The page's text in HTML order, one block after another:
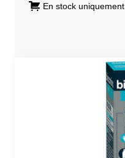
En stock uniquement